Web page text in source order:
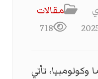
مقالات
718
تأتي